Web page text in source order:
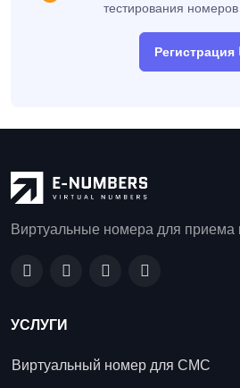
тестирования номеров
Регистрация
Виртуальные номера для
УСЛУГИ
Виртуальный номер для СМС